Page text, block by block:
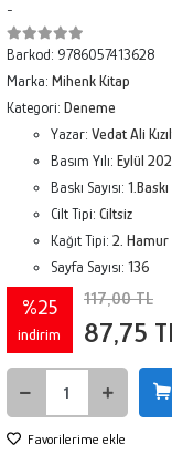
-
Barkod: 9786057413628
Marka: Mihenk Kitap
Kategori: Deneme
Yazar: Vedat Ali
Basım Yılı: Eylül
Baskı Sayısı: 1.Baskı
Cilt Tipi: Ciltsiz
Kağıt Tipi: 2. Hamur
Sayfa Sayısı: 136
%25
indirim
117,00 TL
87,75
Favorilerime ekle